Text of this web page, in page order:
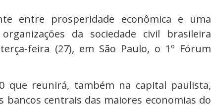
entre prosperidade econômica e uma
da sociedade civil brasileira
feira (27), em São Paulo, o 1º Fórum
que reunirá, também na capital paulista,
centrais das maiores economias do